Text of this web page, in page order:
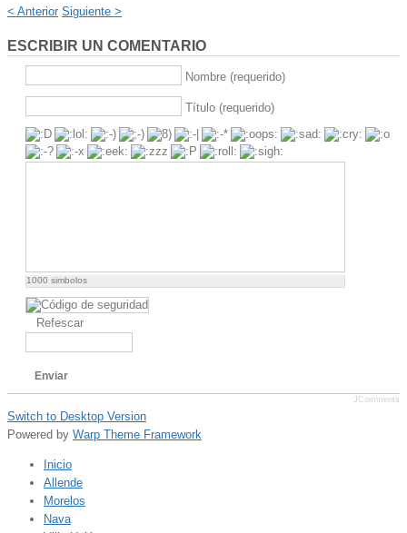
< Anterior Siguiente >
ESCRIBIR UN COMENTARIO
Nombre (requerido)
Título (requerido)
1000 simbolos
Refescar
Enviar
JComments
Switch to Desktop Version
Powered by Warp Theme Framework
Inicio
Allende
Morelos
Nava